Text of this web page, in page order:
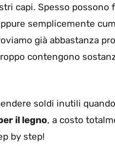
capi. Spesso
semplicemente
già abbastanza
contengono
soldi inutili
il legno, a costo
by step!